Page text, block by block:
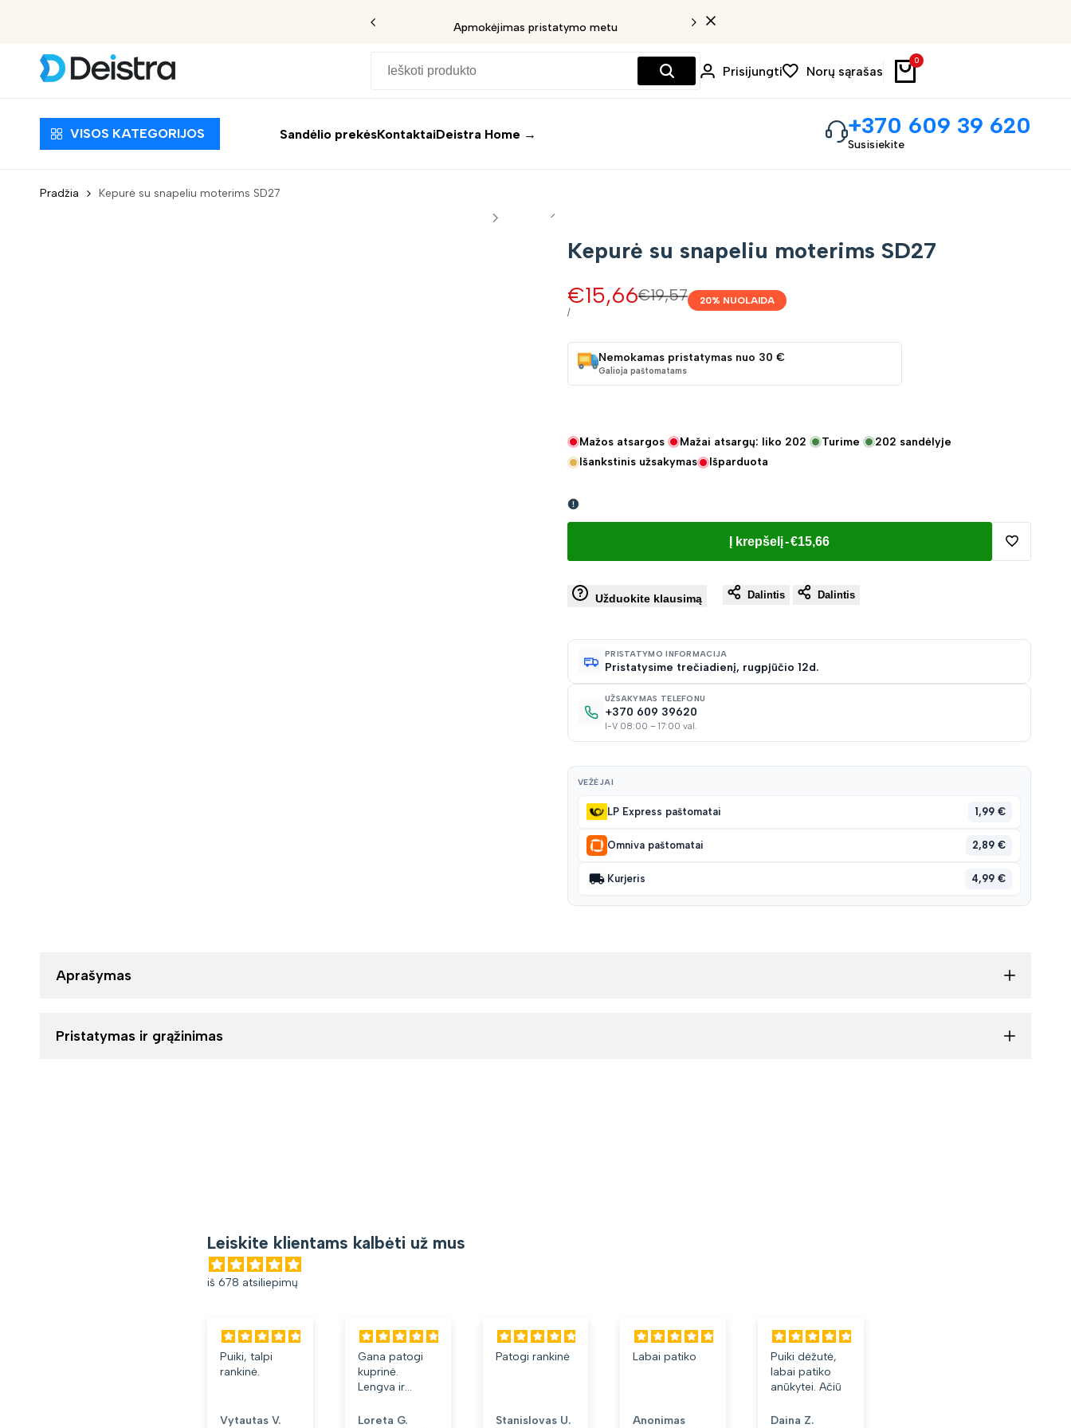
Apmokėjimas pristatymo metu
Prisijungti Norų sąrašas
0
VISOS KATEGORIJOS Sandėlio prekėsKontaktaiDeistra Home → +370 609 39 620
Susisiekite
Pradžia Kepurė su snapeliu moterims SD27
Kepurė su snapeliu moterims SD27
Įprasta
€19,57
Pardavimo
kaina
€15,66
VIENETO
/
20% NUOLAIDA
Nemokamas pristatymas nuo 30 €
Galioja paštomatams
Mažos atsargos Mažai atsargų: liko 202 Turime 202 sandėlyje
Išankstinis užsakymas
Išparduota
Į krepšelį-€15,66
Pridėti
norų
sąrašą
Užduokite klausimą Dalintis Dalintis
PRISTATYMO INFORMACIJA
Pristatysime trečiadienį, rugpjūčio 12d.
UŽSAKYMAS TELEFONU
+370 609 39620
I-V 08:00 – 17:00 val.
VEŽĖJAI
LP Express paštomatai 1,99 €
Omniva paštomatai 2,89 €
Kurjeris 4,99 €
Aprašymas
Pristatymas ir grąžinimas
Leiskite klientams kalbėti už mus
iš 678 atsiliepimų
Puiki, talpi
rankinė.
Vytautas V.
Gana patogi
kuprinė.
Lengva ir
Patinka, kad
Loreta G.
Patogi rankinė
Stanislovas U.
Labai patiko
Anonimas
Puiki dėžutė,
labai patiko
anūkytei. Ačiū
Daina Z.